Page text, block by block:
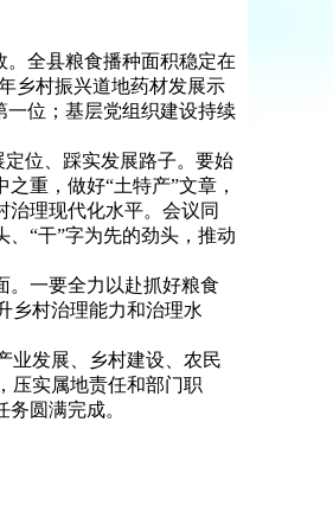
全县粮食播种面积稳定在
乡村振兴道地药材发展示
一位；基层党组织建设持续
位、踩实发展路子。要始
重，做好“土特产”文章，
治理现代化水平。会议同
“干”字为先的劲头，推动
一要全力以赴抓好粮食
乡村治理能力和治理水
发展、乡村建设、农民
压实属地责任和部门职
圆满完成。